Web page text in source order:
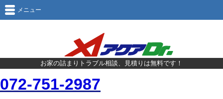
お家の詰まりトラブル相談、見積りは無料です！
072-751-2987
メニュー